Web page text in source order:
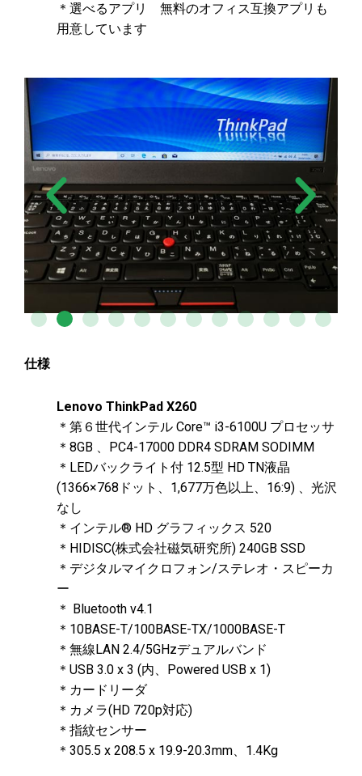
＊選べるアプリ 無料のオフィス互換アプリも
用意しています
仕様
Lenovo ThinkPad X260
＊第６世代インテル Core™ i3-6100U プロセッサ
＊8GB 、PC4-17000 DDR4 SDRAM SODIMM
＊LEDバックライト付 12.5型 HD TN液晶
(1366×768ドット、1,677万色以上、16:9) 、光沢
なし
＊インテル® HD グラフィックス 520
＊HIDISC(株式会社磁気研究所) 240GB SSD
＊デジタルマイクロフォン/ステレオ・スピーカ
ー
＊ Bluetooth v4.1
＊10BASE-T/100BASE-TX/1000BASE-T
＊無線LAN 2.4/5GHzデュアルバンド
＊USB 3.0 x 3 (内、Powered USB x 1)
＊カードリーダ
＊カメラ(HD 720p対応)​
＊指紋センサー
＊305.5 x 208.5 x 19.9-20.3mm、1.4Kg